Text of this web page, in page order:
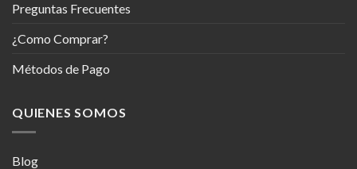
Preguntas Frecuentes
¿Como Comprar?
Métodos de Pago
QUIENES SOMOS
Blog